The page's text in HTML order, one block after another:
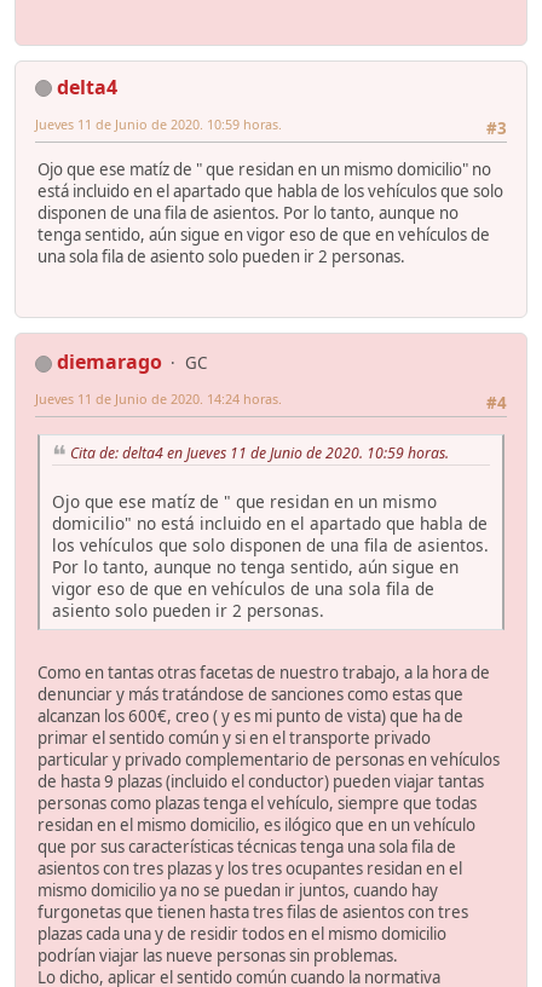
delta4
#3
Jueves 11 de Junio de 2020. 10:59 horas.
Ojo que ese matíz de " que residan en un mismo domicilio" no
está incluido en el apartado que habla de los vehículos que solo
disponen de una fila de asientos. Por lo tanto, aunque no
tenga sentido, aún sigue en vigor eso de que en vehículos de
una sola fila de asiento solo pueden ir 2 personas.
diemarago
GC
#4
Jueves 11 de Junio de 2020. 14:24 horas.
Cita de: delta4 en Jueves 11 de Junio de 2020. 10:59 horas.
Ojo que ese matíz de " que residan en un mismo
domicilio" no está incluido en el apartado que habla de
los vehículos que solo disponen de una fila de asientos.
Por lo tanto, aunque no tenga sentido, aún sigue en
vigor eso de que en vehículos de una sola fila de
asiento solo pueden ir 2 personas.
Como en tantas otras facetas de nuestro trabajo, a la hora de
denunciar y más tratándose de sanciones como estas que
alcanzan los 600€, creo ( y es mi punto de vista) que ha de
primar el sentido común y si en el transporte privado
particular y privado complementario de personas en vehículos
de hasta 9 plazas (incluido el conductor) pueden viajar tantas
personas como plazas tenga el vehículo, siempre que todas
residan en el mismo domicilio, es ilógico que en un vehículo
que por sus características técnicas tenga una sola fila de
asientos con tres plazas y los tres ocupantes residan en el
mismo domicilio ya no se puedan ir juntos, cuando hay
furgonetas que tienen hasta tres filas de asientos con tres
plazas cada una y de residir todos en el mismo domicilio
podrían viajar las nueve personas sin problemas.
Lo dicho, aplicar el sentido común cuando la normativa